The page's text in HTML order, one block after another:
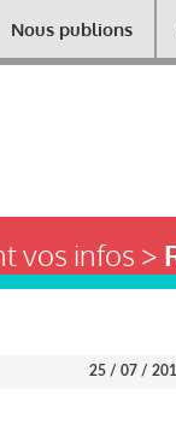
Nous publions
vos infos >
25 / 07 /